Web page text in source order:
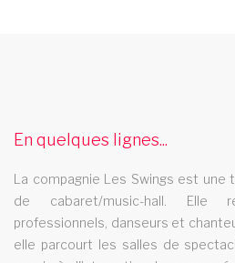
Le cabaret Les Swings se deplace
music hall franche comte
Le music hall Les Swings se
comte
En quelques lignes...
La compagnie Les Swings est une
de cabaret/music-hall. Elle
professionnels, danseurs et
elle parcourt les salles de